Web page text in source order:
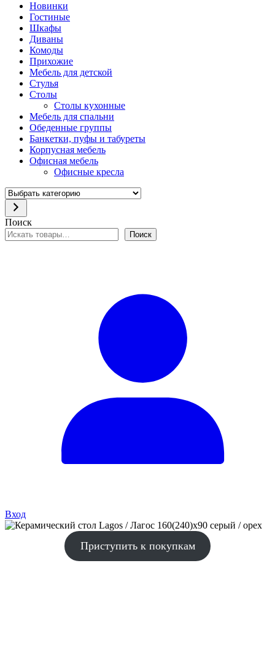
Новинки
Гостиные
Шкафы
Диваны
Комоды
Прихожие
Мебель для детской
Стулья
Столы
Столы кухонные
Мебель для спальни
Обеденные группы
Банкетки, пуфы и табуреты
Корпусная мебель
Офисная мебель
Офисные кресла
Выбрать
категорию
Поиск
Поиск
Вход
Приступить к покупкам